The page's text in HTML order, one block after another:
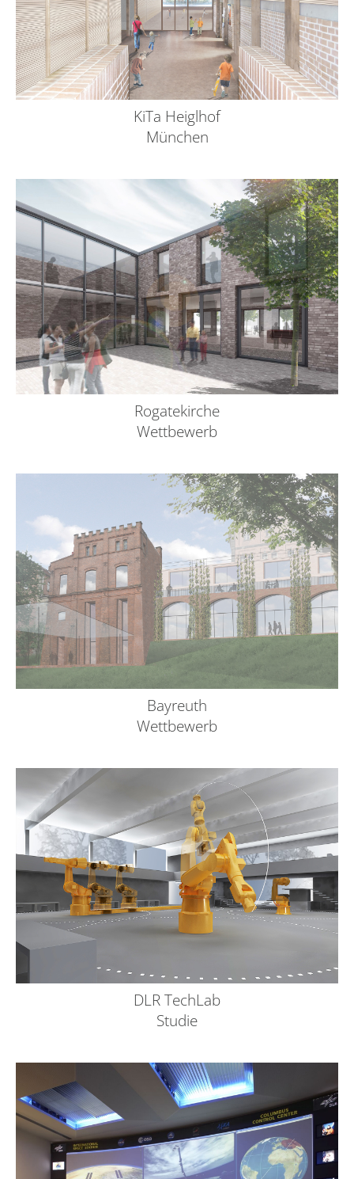
KiTa Heiglhof
München
Rogatekirche
Wettbewerb
Bayreuth
Wettbewerb
DLR TechLab
Studie